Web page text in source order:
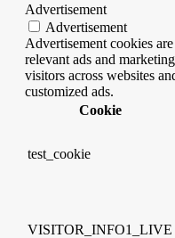
Advertisement
Advertisement
Advertisement cookies
relevant ads and
visitors across websites
customized ads.
Cookie
test_cookie
VISITOR_INFO1_LIVE